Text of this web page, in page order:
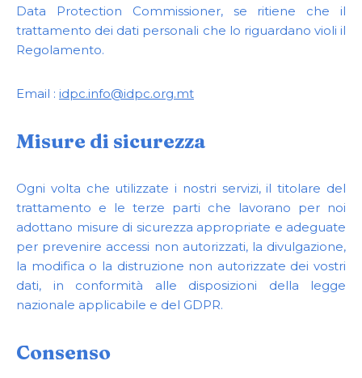
Data Protection Commissioner, se ritiene che il
trattamento dei dati personali che lo riguardano violi il
Regolamento.
Email : idpc.info@idpc.org.mt
Misure di sicurezza
Ogni volta che utilizzate i nostri servizi, il titolare del
trattamento e le terze parti che lavorano per noi
adottano misure di sicurezza appropriate e adeguate
per prevenire accessi non autorizzati, la divulgazione,
la modifica o la distruzione non autorizzate dei vostri
dati, in conformità alle disposizioni della legge
nazionale applicabile e del GDPR.
Consenso